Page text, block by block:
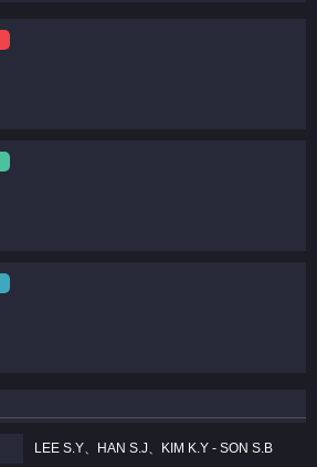
LEE S.Y、HAN S.J、KIM K.Y - SON S.B